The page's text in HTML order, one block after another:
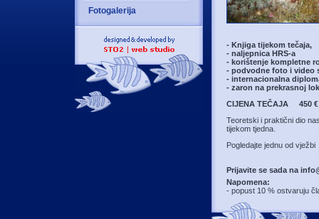
Fotogalerija
- Knjiga tijekom tečaja,
- naljepnica HRS-a
- korištenje kompletne
- podvodne foto i video
- internacionalna
- zaron na prekrasnoj
CIJENA TEČAJA 450
Teoretski i praktični dio
tijekom tjedna.
Pogledajte jednu od vježbi
Prijavite se sada na
Napomena:
- popust 10 % ostvaruju